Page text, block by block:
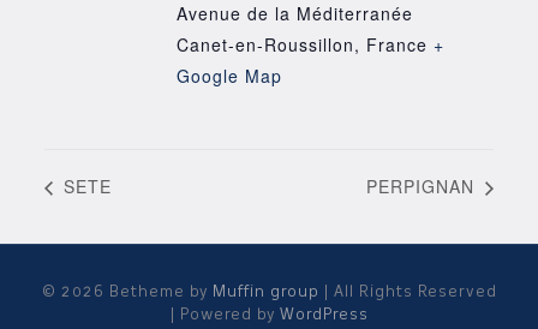
Avenue de la Méditerranée
Canet-en-Roussillon, France +
Google Map
SETE PERPIGNAN
© 2026 Betheme by Muffin group
| All Rights Reserved
| Powered by WordPress